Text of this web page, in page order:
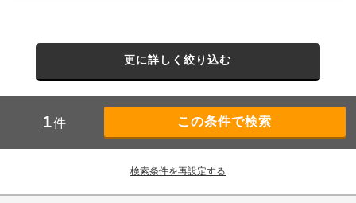
更に詳しく絞り込む
1件
検索条件を再設定する